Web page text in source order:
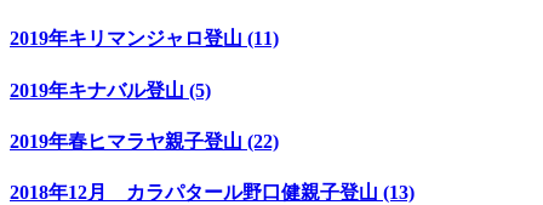
2019年キリマンジャロ登山 (11)
2019年キナバル登山 (5)
2019年春ヒマラヤ親子登山 (22)
2018年12月 カラパタール野口健親子登山 (13)